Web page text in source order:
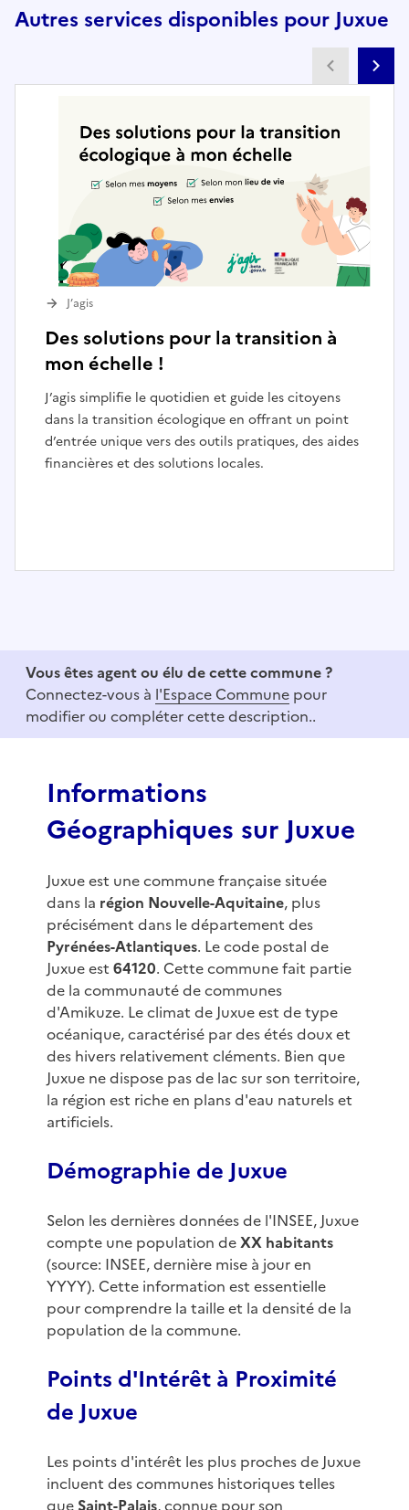
Autres services disponibles pour Juxue
Des solutions pour la transition à
mon échelle !
J’agis simplifie le quotidien et guide les citoyens
dans la transition écologique en offrant un point
d’entrée unique vers des outils pratiques, des aides
financières et des solutions locales.
J’agis
3
Vous êtes agent ou élu de cette commune ?
Connectez-vous à l'Espace Commune pour
modifier ou compléter cette description..
Informations
Géographiques sur Juxue
Juxue est une commune française située
dans la région Nouvelle-Aquitaine, plus
précisément dans le département des
Pyrénées-Atlantiques. Le code postal de
Juxue est 64120. Cette commune fait partie
de la communauté de communes
d'Amikuze. Le climat de Juxue est de type
océanique, caractérisé par des étés doux et
des hivers relativement cléments. Bien que
Juxue ne dispose pas de lac sur son territoire,
la région est riche en plans d'eau naturels et
artificiels.
Démographie de Juxue
Selon les dernières données de l'INSEE, Juxue
compte une population deXX habitants
(source: INSEE, dernière mise à jour en
YYYY). Cette information est essentielle
pour comprendre la taille et la densité de la
population de la commune.
Points d'Intérêt à Proximité
de Juxue
Les points d'intérêt les plus proches de Juxue
incluent des communes historiques telles